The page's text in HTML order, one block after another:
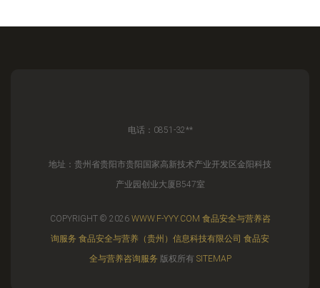
电话：0851-32**
地址：贵州省贵阳市贵阳国家高新技术产业开发区金阳科技
产业园创业大厦B547室
COPYRIGHT © 2026 WWW.F-YYY.COM 食品安全与营养咨
询服务 食品安全与营养（贵州）信息科技有限公司 食品安
全与营养咨询服务 版权所有 SITEMAP